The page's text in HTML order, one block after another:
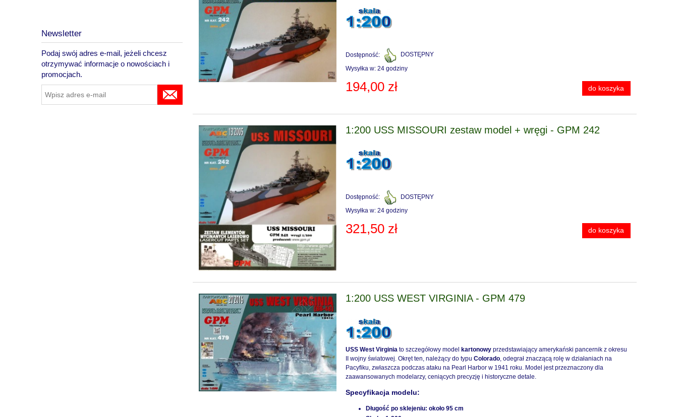
Newsletter
Podaj swój adres e-mail, jeżeli chcesz
otrzymywać informacje o nowościach i
promocjach.
Dostępność:
DOSTĘPNY
Wysyłka w: 24 godziny
194,00 zł do koszyka
1:200 USS MISSOURI zestaw model + wręgi - GPM 242
Dostępność:
DOSTĘPNY
Wysyłka w: 24 godziny
321,50 zł do koszyka
1:200 USS WEST VIRGINIA - GPM 479
USS West Virginia to szczegółowy modelkartonowy przedstawiający amerykański pancernik z okresu
II wojny światowej. Okręt ten, należący do typuColorado , odegrał znaczącą rolę w działaniach na
Pacyfiku, zwłaszcza podczas ataku na Pearl Harbor w 1941 roku. Model jest przeznaczony dla
zaawansowanych modelarzy, ceniących precyzję i historyczne detale.
Specyfikacja modelu:
Długość po sklejeniu: około 95 cm